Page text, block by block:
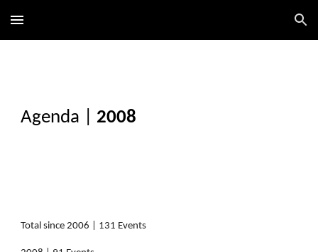
Skip to main content Skip to navigation
Agenda |2008
Total since 2006 | 131 Events